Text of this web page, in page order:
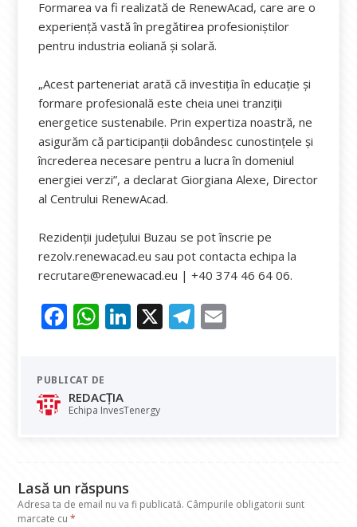
Formarea va fi realizată de RenewAcad, care are o
experiență vastă în pregătirea profesioniștilor
pentru industria eoliană și solară.
„Acest parteneriat arată că investiția în educație și
formare profesională este cheia unei tranziții
energetice sustenabile. Prin expertiza noastră, ne
asigurăm că participanții dobândesc cunostințele și
încrederea necesare pentru a lucra în domeniul
energiei verzi”, a declarat Giorgiana Alexe, Director
al Centrului RenewAcad.
Rezidenții județului Buzau se pot înscrie pe
rezolv.renewacad.eu sau pot contacta echipa la
recrutare@renewacad.eu | +40 374 46 64 06.
F
e
b
o
W
at
s
A
Li
dI
X T
PUBLICAT DE
REDACȚIA
Echipa InvesTenergy
Lasă un răspuns
Adresa ta de email nu va fi publicată. Câmpurile obligatorii sunt
marcate cu*